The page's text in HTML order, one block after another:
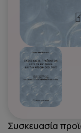
Συσκευασία